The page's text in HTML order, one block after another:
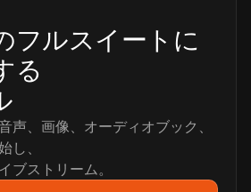
フルスイートに
る
声、画像、オーディオブック、
し、
ブストリーム。